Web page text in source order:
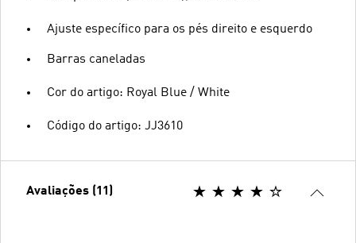
Ajuste específico para os pés direito e esquerdo
Barras caneladas
Cor do artigo: Royal Blue / White
Código do artigo: JJ3610
Avaliações (11)